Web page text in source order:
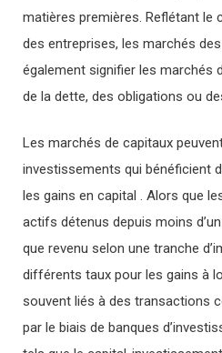
matières premières. Reflétant le
des entreprises, les marchés
également signifier les marchés
de la dette, des obligations ou
Les marchés de capitaux
investissements qui bénéficient
les gains en capital . Alors que
actifs détenus depuis moins
que revenu selon une tranche
différents taux pour les gains à
souvent liés à des transactions
par le biais de banques